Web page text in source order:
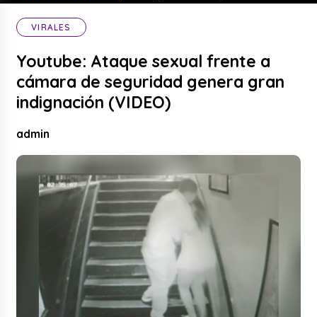
VIRALES
Youtube: Ataque sexual frente a
cámara de seguridad genera gran
indignación (VIDEO)
admin